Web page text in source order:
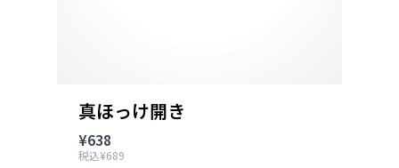
真ほっけ開き
¥638
税込¥689